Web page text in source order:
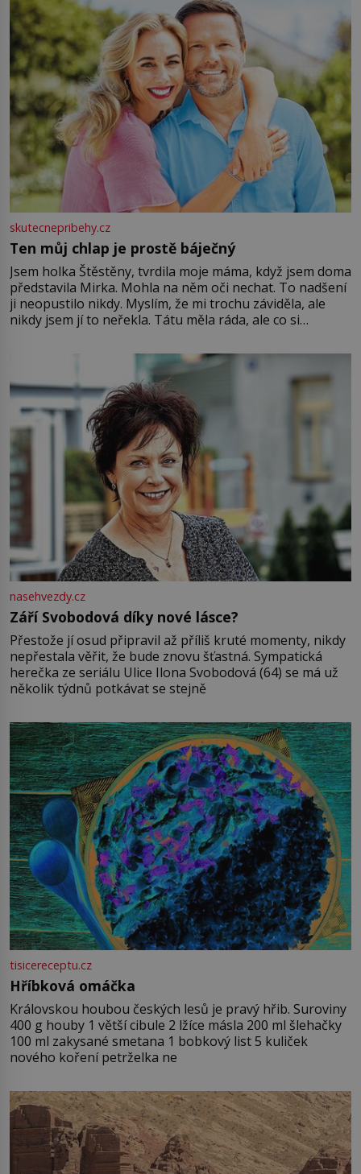
skutecnepribehy.cz
Ten můj chlap je prostě báječný
Jsem holka Štěstěny, tvrdila moje máma, když jsem doma
představila Mirka. Mohla na něm oči nechat. To nadšení
ji neopustilo nikdy. Myslím, že mi trochu záviděla, ale
nikdy jsem jí to neřekla. Tátu měla ráda, ale co si
Jsme spolu moc rádi Tehdy byla jiná doba, když
nasehvezdy.cz
Září Svobodová díky nové lásce?
Přestože jí osud připravil až příliš kruté momenty, nikdy
nepřestala věřit, že bude znovu šťastná. Sympatická
herečka ze seriálu Ulice Ilona Svobodová (64) se má už
několik týdnů potkávat se stejně
tisicereceptu.cz
Hříbková omáčka
Královskou houbou českých lesů je pravý hřib. Suroviny
400 g houby 1 větší cibule 2 lžíce másla 200 ml šlehačky
100 ml zakysané smetana 1 bobkový list 5 kuliček
nového koření petrželka ne